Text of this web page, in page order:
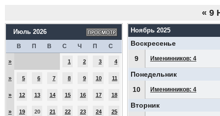
« 9
Июль 2026
В П В С Ч П С
» 1 2 3 4
» 5 6 7 8 9 10 11
» 12 13 14 15 16 17 18
» 19 20 21 22 23 24 25
Ноябрь 2025
Воскресенье
9
Именинников: 4
Понедельник
10
Именинников: 4
Вторник